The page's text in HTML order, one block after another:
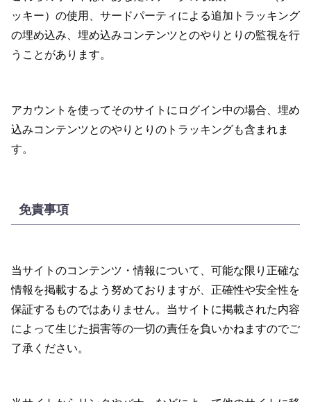
ッキー）の使用、サードパーティによる追加トラッキング
の埋め込み、埋め込みコンテンツとのやりとりの監視を行
うことがあります。
アカウントを使ってそのサイトにログイン中の場合、埋め
込みコンテンツとのやりとりのトラッキングも含まれま
す。
免責事項
当サイトのコンテンツ・情報について、可能な限り正確な
情報を掲載するよう努めておりますが、正確性や安全性を
保証するものではありません。当サイトに掲載された内容
によって生じた損害等の一切の責任を負いかねますのでご
了承ください。